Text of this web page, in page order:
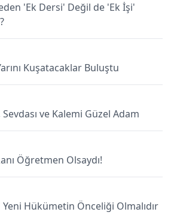
'Ek Dersi' Değil de 'Ek İşi'
Kuşatacaklar Buluştu
ve Kalemi Güzel Adam
Öğretmen Olsaydı!
Hükümetin Önceliği Olmalıdır